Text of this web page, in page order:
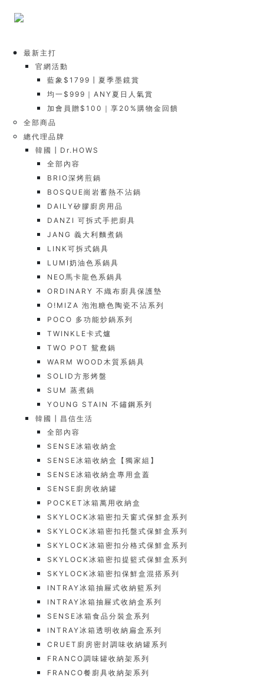
最新主打
官網活動
藍象$1799┃夏季墨鏡賞
均一$999｜ANY夏日人氣賞
加會員贈$100｜享20%購物金回饋
全部商品
總代理品牌
韓國┃Dr.HOWS
全部內容
BRIO深烤煎鍋
BOSQUE崗岩蓄熱不沾鍋
DAILY矽膠廚房用品
DANZI 可拆式手把廚具
JANG 義大利麵煮鍋
LINK可拆式鍋具
LUMI奶油色系鍋具
NEO馬卡龍色系鍋具
ORDINARY 不織布廚具保護墊
O!MIZA 泡泡糖色陶瓷不沾系列
POCO 多功能炒鍋系列
TWINKLE卡式爐
TWO POT 鴛鴦鍋
WARM WOOD木質系鍋具
SOLID方形烤盤
SUM 蒸煮鍋
YOUNG STAIN 不鏽鋼系列
韓國┃昌信生活
全部內容
SENSE冰箱收納盒
SENSE冰箱收納盒【獨家組】
SENSE冰箱收納盒專用盒蓋
SENSE廚房收納罐
POCKET冰箱萬用收納盒
SKYLOCK冰箱密扣天窗式保鮮盒系列
SKYLOCK冰箱密扣托盤式保鮮盒系列
SKYLOCK冰箱密扣分格式保鮮盒系列
SKYLOCK冰箱密扣提籃式保鮮盒系列
SKYLOCK冰箱密扣保鮮盒混搭系列
INTRAY冰箱抽屜式收納籃系列
INTRAY冰箱抽屜式收納盒系列
SENSE冰箱食品分裝盒系列
INTRAY冰箱透明收納扁盒系列
CRUET廚房密封調味收納罐系列
FRANCO調味罐收納架系列
FRANCO餐廚具收納架系列